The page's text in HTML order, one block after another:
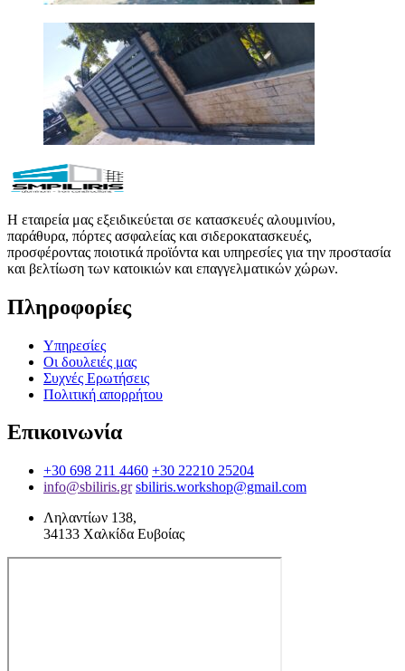
Η εταιρεία μας εξειδικεύεται σε κατασκευές αλουμινίου,
παράθυρα, πόρτες ασφαλείας και σιδεροκατασκευές,
προσφέροντας ποιοτικά προϊόντα και υπηρεσίες για την προστασία
και βελτίωση των κατοικιών και επαγγελματικών χώρων.
Πληροφορίες
Υπηρεσίες
Οι δουλειές μας
Συχνές Ερωτήσεις
Πολιτική απορρήτου
Επικοινωνία
+30 698 211 4460 +30 22210 25204
info@sbiliris.gr sbiliris.workshop@gmail.com
Ληλαντίων 138,
34133 Χαλκίδα Ευβοίας